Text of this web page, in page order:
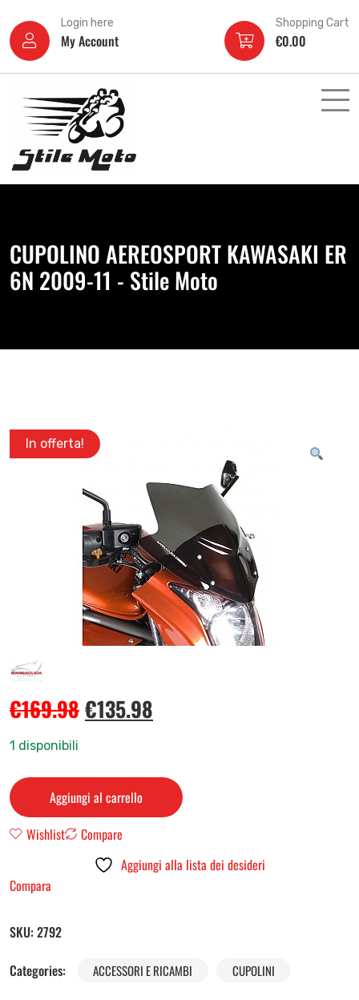
Login here
My Account
Shopping Cart
€0.00
CUPOLINO AEREOSPORT KAWASAKI ER
6N 2009-11 - Stile Moto
In offerta!
€169.98€135.98
1 disponibili
Aggiungi al carrello
Wishlist
Compare
Aggiungi alla lista dei desideri
Compara
SKU: 2792
Categories:
ACCESSORI E RICAMBI CUPOLINI